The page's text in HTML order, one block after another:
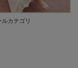
ルカテゴリ